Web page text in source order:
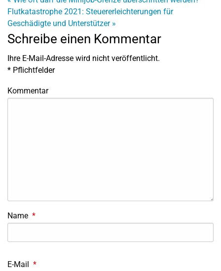
Flutkatastrophe 2021: Steuererleichterungen für
Geschädigte und Unterstützer »
Schreibe einen Kommentar
Ihre E-Mail-Adresse wird nicht veröffentlicht.
* Pflichtfelder
Kommentar
Name *
E-Mail *